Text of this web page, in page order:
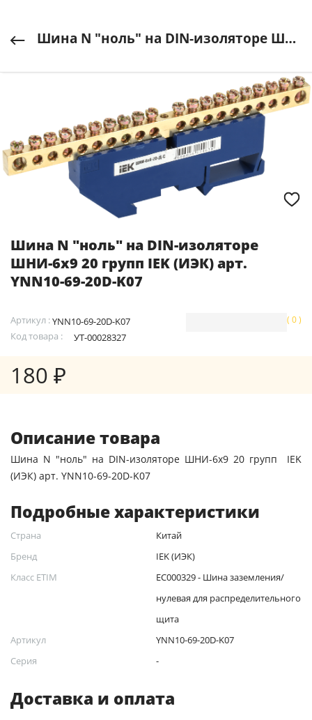
Шина N "ноль" на DIN-изоляторе ШНИ-6х9 20 групп IEK (ИЭК) арт. YNN10-69-20D-K07
Шина N "ноль" на DIN-изоляторе
ШНИ-6х9 20 групп IEK (ИЭК) арт.
YNN10-69-20D-K07
Артикул :YNN10-69-20D-K07
Код товара :
УТ-00028327
( 0 )
180 ₽
Описание товара
Шина N "ноль" на DIN-изоляторе ШНИ-6х9 20 групп IEK
(ИЭК) арт. YNN10-69-20D-K07
Подробные характеристики
Страна
Китай
Бренд
IEK (ИЭК)
Класс ETIM
EC000329 - Шина заземления/
нулевая для распределительного
щита
Артикул
YNN10-69-20D-K07
Серия
-
Доставка и оплата